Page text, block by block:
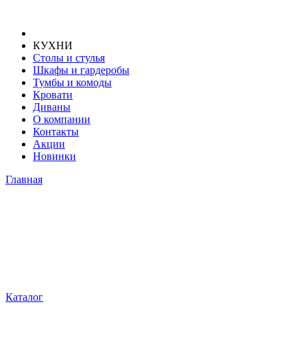
КУХНИ
Столы и стулья
Шкафы и гардеробы
Тумбы и комоды
Кровати
Диваны
О компании
Контакты
Акции
Новинки
Главная
Каталог